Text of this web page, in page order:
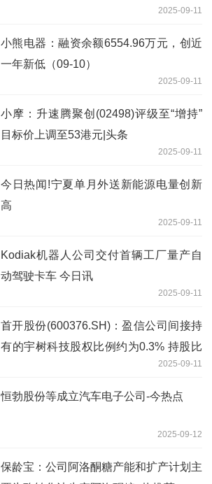
2025-09-11
小熊电器：融资余额6554.96万元，创近
一年新低（09-10）
2025-09-11
小摩：升速腾聚创(02498)评级至“增持”
目标价上调至53港元|头条
2025-09-11
今日热闻!宁夏单月外送新能源电量创新
高
2025-09-11
Kodiak机器人公司交付首辆工厂量产自
动驾驶卡车 今日讯
2025-09-11
首开股份(600376.SH)：盈信公司间接持
有的宇树科技股权比例约为0.3% 持股比
2025-09-11
恒勃股份等成立汽车电子公司-今热点
2025-09-12
保龄宝：公司阿洛酮糖产能和扩产计划主